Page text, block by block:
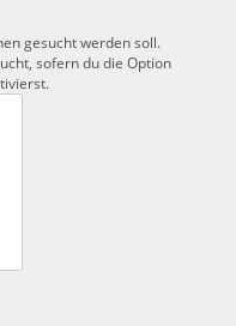
gesucht werden soll.
sofern du die Option